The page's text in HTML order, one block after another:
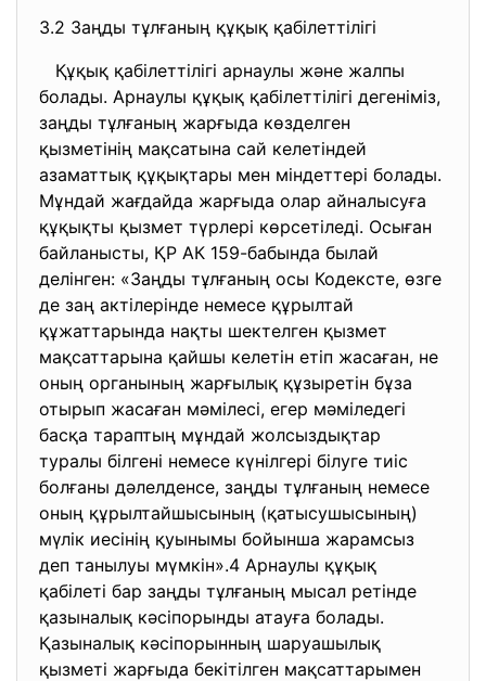
3.2 Заңды тұлғаның құқық қабілеттілігі
Құқық қабілеттілігі арнаулы және жалпы
болады. Арнаулы құқық қабілеттілігі дегеніміз,
заңды тұлғаның жарғыда көзделген
қызметінің мақсатына сай келетіндей
азаматтық құқықтары мен міндеттері болады.
Мұндай жағдайда жарғыда олар айналысуға
құқықты қызмет түрлері көрсетіледі. Осыған
байланысты, ҚР АК 159-бабында былай
делінген: «Заңды тұлғаның осы Кодексте, өзге
де заң актілерінде немесе құрылтай
құжаттарында нақты шектелген қызмет
мақсаттарына қайшы келетін етіп жасаған, не
оның органының жарғылық құзыретін бұза
отырып жасаған мәмілесі, егер мәміледегі
басқа тараптың мұндай жолсыздықтар
туралы білгені немесе күнілгері білуге тиіс
болғаны дәлелденсе, заңды тұлғаның немесе
оның құрылтайшысының (қатысушысының)
мүлік иесінің қуынымы бойынша жарамсыз
деп танылуы мүмкін».4 Арнаулы құқық
қабілеті бар заңды тұлғаның мысал ретінде
қазыналық кәсіпорынды атауға болады.
Қазыналық кәсіпорынның шаруашылық
қызметі жарғыда бекітілген мақсаттарымен